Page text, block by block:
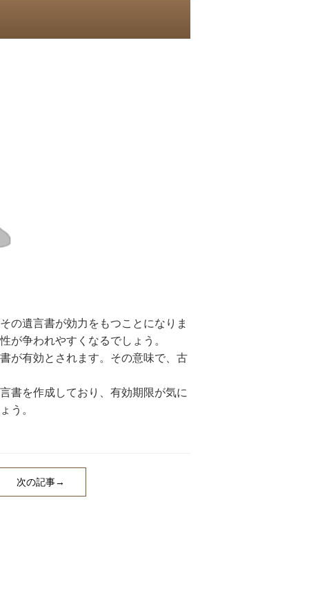
の遺言書が効力をもつことになりま
が争われやすくなるでしょう。
が有効とされます。その意味で、古
書を作成しており、有効期限が気に
う。
次の記事→